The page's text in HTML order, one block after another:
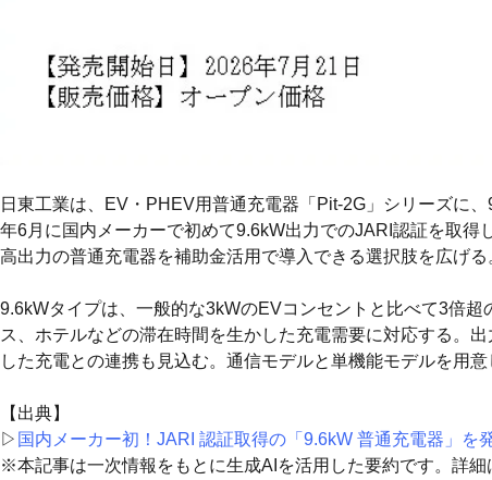
日東工業は、EV・PHEV用普通充電器「Pit-2G」シリーズに
年6月に国内メーカーで初めて9.6kW出力でのJARI認証を取
高出力の普通充電器を補助金活用で導入できる選択肢を広げる
9.6kWタイプは、一般的な3kWのEVコンセントと比べて3倍
ス、ホテルなどの滞在時間を生かした充電需要に対応する。
した充電との連携も見込む。通信モデルと単機能モデルを用意
【出典】
▷ 国内メーカー初！JARI 認証取得の「9.6kW 普通充電器」
※本記事は一次情報をもとに生成AIを活用した要約です。詳細